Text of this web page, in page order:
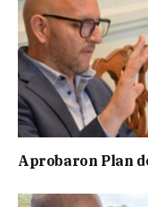
Aprobaron Plan